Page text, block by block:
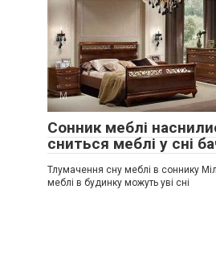
М
Сонник меблі
сниться меблі у сні
Тлумачення сну меблі в соннику
меблі в будинку можуть уві сні